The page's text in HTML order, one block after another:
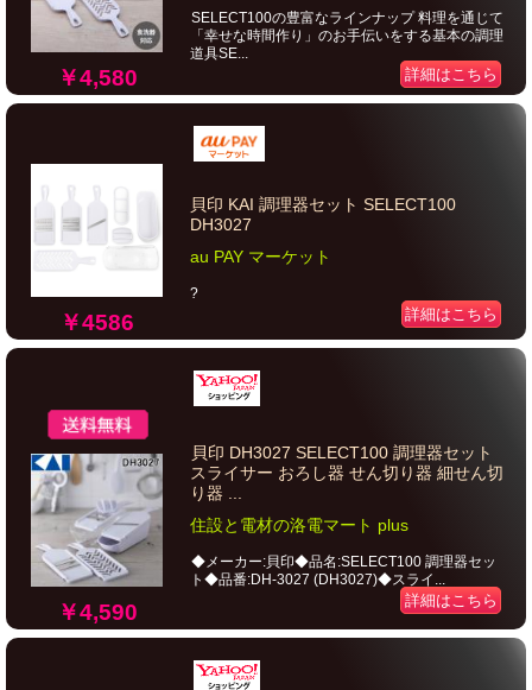
￥4,580
SELECT100の豊富なラインナップ 料理を通じて
「幸せな時間作り」のお手伝いをする基本の調理
道具SE...
詳細はこちら
￥4586
貝印 KAI 調理器セット SELECT100
DH3027
au PAY マーケット
?
詳細はこちら
￥4,590
貝印 DH3027 SELECT100 調理器セット
スライサー おろし器 せん切り器 細せん切
り器 ...
住設と電材の洛電マート plus
◆メーカー:貝印◆品名:SELECT100 調理器セッ
ト◆品番:DH-3027 (DH3027)◆スライ...
詳細はこちら